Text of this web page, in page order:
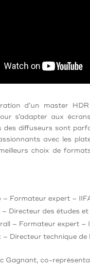
d’un master
s’adapter aux
des diffuseurs sont
avec les
choix de
– Formateur expert –
– Directeur des études
– Formateur expert –
– Directeur technique de
Gagnant, co-